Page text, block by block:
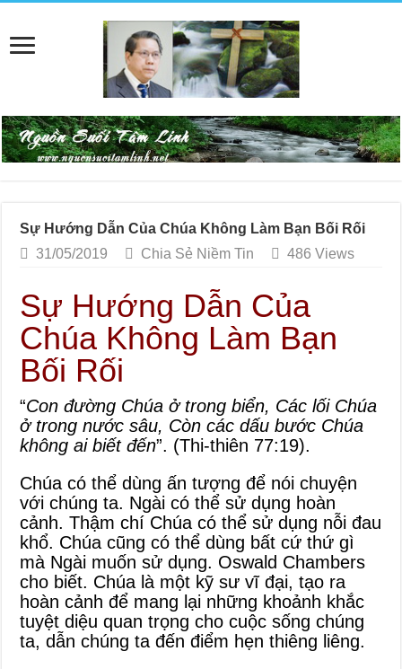
Sự Hướng Dẫn Của Chúa Không Làm Bạn Bối Rối
31/05/2019
Chia Sẻ Niềm Tin 486 Views
Sự Hướng Dẫn Của
Chúa Không Làm Bạn
Bối Rối
“Con đường Chúa ở trong biển, Các lối Chúa
ở trong nước sâu, Còn các dấu bước Chúa
không ai biết đến”. (Thi-thiên 77:19).
Chúa có thể dùng ấn tượng để nói chuyện
với chúng ta. Ngài có thể sử dụng hoàn
cảnh. Thậm chí Chúa có thể sử dụng nỗi đau
khổ. Chúa cũng có thể dùng bất cứ thứ gì
mà Ngài muốn sử dụng. Oswald Chambers
cho biết. Chúa là một kỹ sư vĩ đại, tạo ra
hoàn cảnh để mang lại những khoảnh khắc
tuyệt diệu quan trọng cho cuộc sống chúng
ta, dẫn chúng ta đến điểm hẹn thiêng liêng.